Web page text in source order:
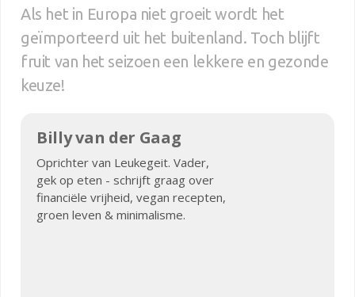
Als het in Europa niet groeit wordt het
geïmporteerd uit het buitenland. Toch blijft
fruit van het seizoen een lekkere en gezonde
keuze!
Billy van der Gaag
Oprichter van Leukegeit. Vader,
gek op eten - schrijft graag over
financiële vrijheid, vegan recepten,
groen leven & minimalisme.